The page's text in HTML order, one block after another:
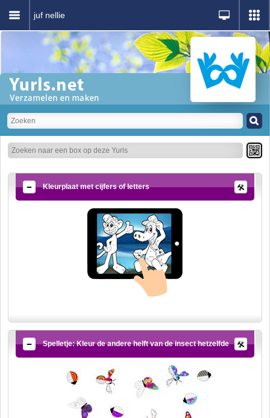
juf nellie
Kleurplaat met cijfers of letters
Spelletje: Kleur de andere helft van de insect hetzelfde